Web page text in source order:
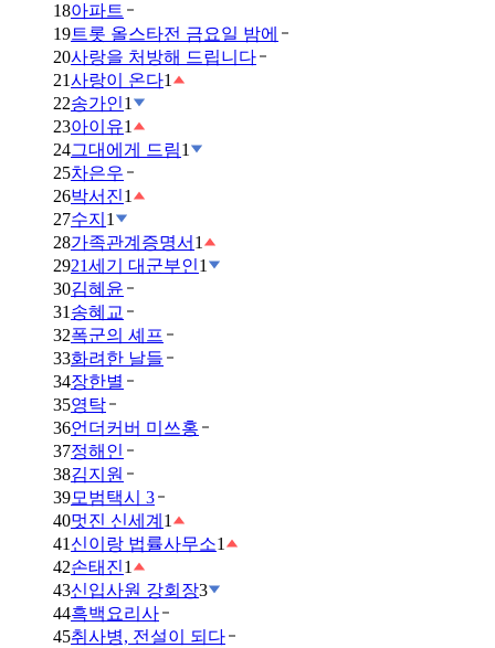
18아파트
19트롯 올스타전 금요일 밤에
20사랑을 처방해 드립니다
21사랑이 온다1
22송가인1
23아이유1
24그대에게 드림1
25차은우
26박서진1
27수지 1
28가족관계증명서 1
2921세기 대군부인1
30김혜윤
31 송혜교
32폭군의 셰프
33화려한 날들
34장한별
35영탁
36언더커버 미쓰홍
37정해인
38김지원
39모범택시 3
40멋진 신세계 1
41 신이랑 법률사무소1
42손태진1
43신입사원 강회장3
44흑백요리사
45취사병, 전설이 되다